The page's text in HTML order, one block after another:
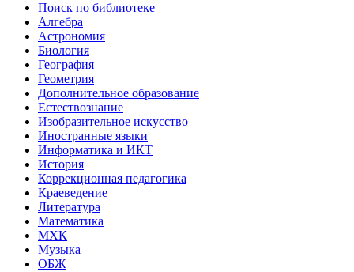
Поиск по библиотеке
Алгебра
Астрономия
Биология
География
Геометрия
Дополнительное образование
Естествознание
Изобразительное искусство
Иностранные языки
Информатика и ИКТ
История
Коррекционная педагогика
Краеведение
Литература
Математика
МХК
Музыка
ОБЖ